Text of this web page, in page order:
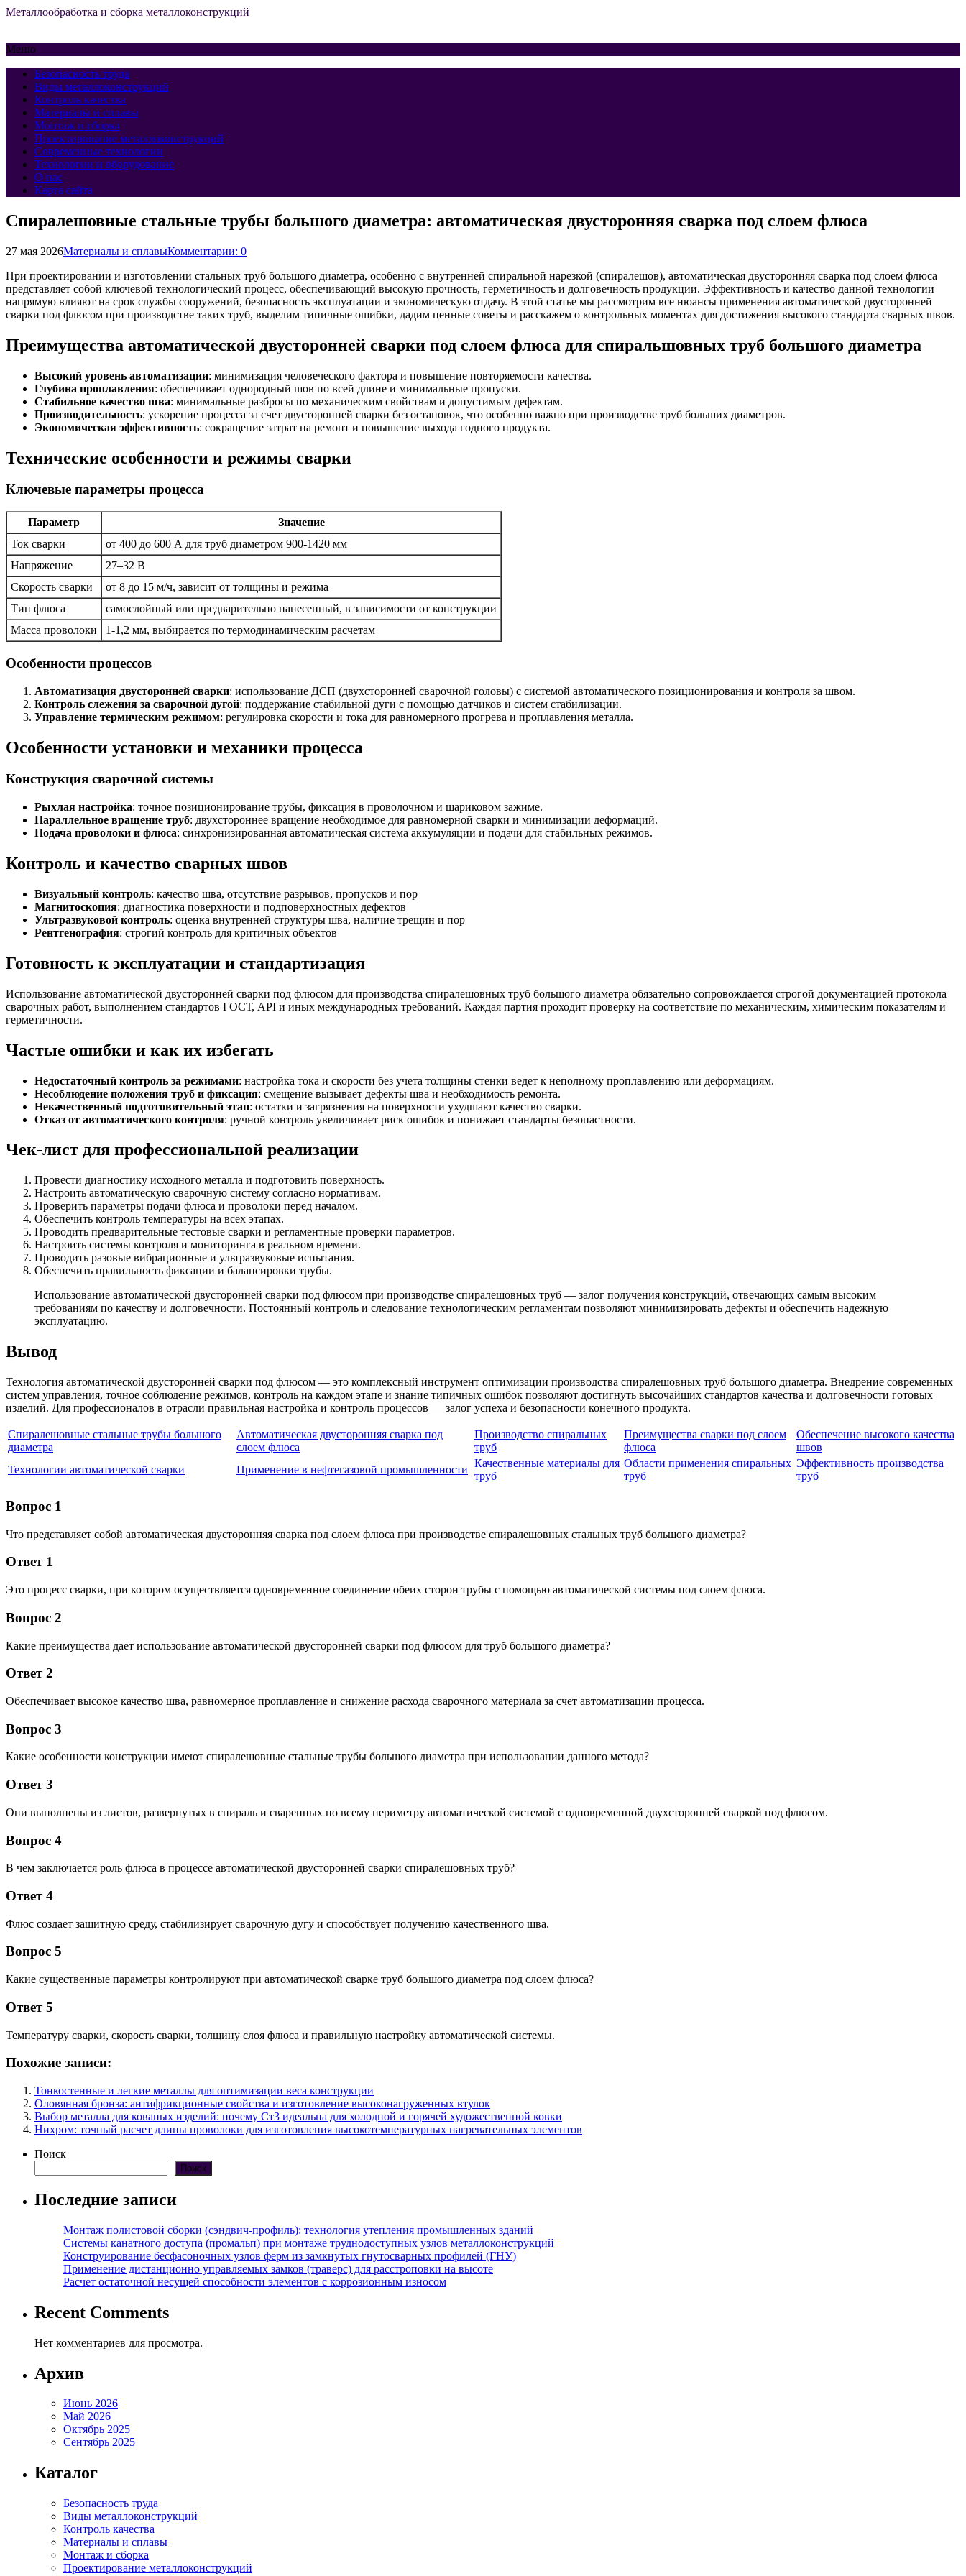
Металлообработка и сборка металлоконструкций
Меню
Безопасность труда
Виды металлоконструкций
Контроль качества
Материалы и сплавы
Монтаж и сборка
Проектирование металлоконструкций
Современные технологии
Технологии и оборудование
О нас
Карта сайта
Спиралешовные стальные трубы большого диаметра: автоматическая двусторонняя сварка под слоем флюса
27 мая 2026Материалы и сплавыКомментарии: 0
При проектировании и изготовлении стальных труб большого диаметра, особенно с внутренней спиральной нарезкой (спиралешов), автоматическая двусторонняя сварка под слоем флюса
представляет собой ключевой технологический процесс, обеспечивающий высокую прочность, герметичность и долговечность продукции. Эффективность и качество данной технологии
напрямую влияют на срок службы сооружений, безопасность эксплуатации и экономическую отдачу. В этой статье мы рассмотрим все нюансы применения автоматической двусторонней
сварки под флюсом при производстве таких труб, выделим типичные ошибки, дадим ценные советы и расскажем о контрольных моментах для достижения высокого стандарта сварных швов.
Преимущества автоматической двусторонней сварки под слоем флюса для спиральшовных труб большого диаметра
Высокий уровень автоматизации: минимизация человеческого фактора и повышение повторяемости качества.
Глубина проплавления: обеспечивает однородный шов по всей длине и минимальные пропуски.
Стабильное качество шва: минимальные разбросы по механическим свойствам и допустимым дефектам.
Производительность: ускорение процесса за счет двусторонней сварки без остановок, что особенно важно при производстве труб больших диаметров.
Экономическая эффективность: сокращение затрат на ремонт и повышение выхода годного продукта.
Технические особенности и режимы сварки
Ключевые параметры процесса
Параметр
Значение
Ток сварки
от 400 до 600 А для труб диаметром 900-1420 мм
Напряжение
27–32 В
Скорость сварки
от 8 до 15 м/ч, зависит от толщины и режима
Тип флюса
самослойный или предварительно нанесенный, в зависимости от конструкции
Масса проволоки
1-1,2 мм, выбирается по термодинамическим расчетам
Особенности процессов
Автоматизация двусторонней сварки: использование ДСП (двухсторонней сварочной головы) с системой автоматического позиционирования и контроля за швом.
Контроль слежения за сварочной дугой: поддержание стабильной дуги с помощью датчиков и систем стабилизации.
Управление термическим режимом: регулировка скорости и тока для равномерного прогрева и проплавления металла.
Особенности установки и механики процесса
Конструкция сварочной системы
Рыхлая настройка: точное позиционирование трубы, фиксация в проволочном и шариковом зажиме.
Параллельное вращение труб: двухстороннее вращение необходимое для равномерной сварки и минимизации деформаций.
Подача проволоки и флюса: синхронизированная автоматическая система аккумуляции и подачи для стабильных режимов.
Контроль и качество сварных швов
Визуальный контроль: качество шва, отсутствие разрывов, пропусков и пор
Магнитоскопия: диагностика поверхности и подповерхностных дефектов
Ультразвуковой контроль: оценка внутренней структуры шва, наличие трещин и пор
Рентгенография: строгий контроль для критичных объектов
Готовность к эксплуатации и стандартизация
Использование автоматической двусторонней сварки под флюсом для производства спиралешовных труб большого диаметра обязательно сопровождается строгой документацией протокола
сварочных работ, выполнением стандартов ГОСТ, API и иных международных требований. Каждая партия проходит проверку на соответствие по механическим, химическим показателям и
герметичности.
Частые ошибки и как их избегать
Недостаточный контроль за режимами: настройка тока и скорости без учета толщины стенки ведет к неполному проплавлению или деформациям.
Несоблюдение положения труб и фиксация: смещение вызывает дефекты шва и необходимость ремонта.
Некачественный подготовительный этап: остатки и загрязнения на поверхности ухудшают качество сварки.
Отказ от автоматического контроля: ручной контроль увеличивает риск ошибок и понижает стандарты безопастности.
Чек-лист для профессиональной реализации
Провести диагностику исходного металла и подготовить поверхность.
Настроить автоматическую сварочную систему согласно нормативам.
Проверить параметры подачи флюса и проволоки перед началом.
Обеспечить контроль температуры на всех этапах.
Проводить предварительные тестовые сварки и регламентные проверки параметров.
Настроить системы контроля и мониторинга в реальном времени.
Проводить разовые вибрационные и ультразвуковые испытания.
Обеспечить правильность фиксации и балансировки трубы.
Использование автоматической двусторонней сварки под флюсом при производстве спиралешовных труб — залог получения конструкций, отвечающих самым высоким
требованиям по качеству и долговечности. Постоянный контроль и следование технологическим регламентам позволяют минимизировать дефекты и обеспечить надежную
эксплуатацию.
Вывод
Технология автоматической двусторонней сварки под флюсом — это комплексный инструмент оптимизации производства спиралешовных труб большого диаметра. Внедрение современных
систем управления, точное соблюдение режимов, контроль на каждом этапе и знание типичных ошибок позволяют достигнуть высочайших стандартов качества и долговечности готовых
изделий. Для профессионалов в отрасли правильная настройка и контроль процессов — залог успеха и безопасности конечного продукта.
Спиралешовные стальные трубы большого
диаметра
Автоматическая двусторонняя сварка под
слоем флюса
Производство спиральных
труб
Преимущества сварки под слоем
флюса
Обеспечение высокого качества
швов
Технологии автоматической сварки
Применение в нефтегазовой промышленности
Качественные материалы для
труб
Области применения спиральных
труб
Эффективность производства
труб
Вопрос 1
Что представляет собой автоматическая двусторонняя сварка под слоем флюса при производстве спиралешовных стальных труб большого диаметра?
Ответ 1
Это процесс сварки, при котором осуществляется одновременное соединение обеих сторон трубы с помощью автоматической системы под слоем флюса.
Вопрос 2
Какие преимущества дает использование автоматической двусторонней сварки под флюсом для труб большого диаметра?
Ответ 2
Обеспечивает высокое качество шва, равномерное проплавление и снижение расхода сварочного материала за счет автоматизации процесса.
Вопрос 3
Какие особенности конструкции имеют спиралешовные стальные трубы большого диаметра при использовании данного метода?
Ответ 3
Они выполнены из листов, развернутых в спираль и сваренных по всему периметру автоматической системой с одновременной двухсторонней сваркой под флюсом.
Вопрос 4
В чем заключается роль флюса в процессе автоматической двусторонней сварки спиралешовных труб?
Ответ 4
Флюс создает защитную среду, стабилизирует сварочную дугу и способствует получению качественного шва.
Вопрос 5
Какие существенные параметры контролируют при автоматической сварке труб большого диаметра под слоем флюса?
Ответ 5
Температуру сварки, скорость сварки, толщину слоя флюса и правильную настройку автоматической системы.
Похожие записи:
Тонкостенные и легкие металлы для оптимизации веса конструкции
Оловянная бронза: антифрикционные свойства и изготовление высоконагруженных втулок
Выбор металла для кованых изделий: почему Ст3 идеальна для холодной и горячей художественной ковки
Нихром: точный расчет длины проволоки для изготовления высокотемпературных нагревательных элементов
Поиск
Поиск
Последние записи
Монтаж полистовой сборки (сэндвич-профиль): технология утепления промышленных зданий
Системы канатного доступа (промальп) при монтаже труднодоступных узлов металлоконструкций
Конструирование бесфасоночных узлов ферм из замкнутых гнутосварных профилей (ГНУ)
Применение дистанционно управляемых замков (траверс) для расстроповки на высоте
Расчет остаточной несущей способности элементов с коррозионным износом
Recent Comments
Нет комментариев для просмотра.
Архив
Июнь 2026
Май 2026
Октябрь 2025
Сентябрь 2025
Каталог
Безопасность труда
Виды металлоконструкций
Контроль качества
Материалы и сплавы
Монтаж и сборка
Проектирование металлоконструкций